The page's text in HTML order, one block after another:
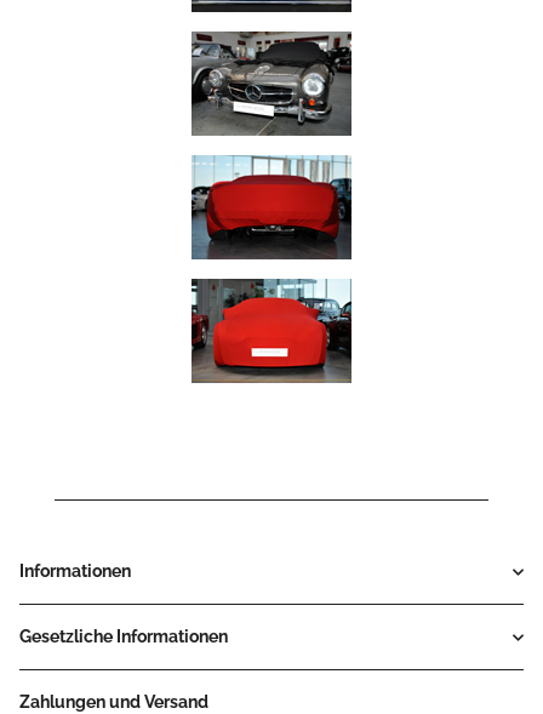
Informationen
Gesetzliche Informationen
Zahlungen und Versand